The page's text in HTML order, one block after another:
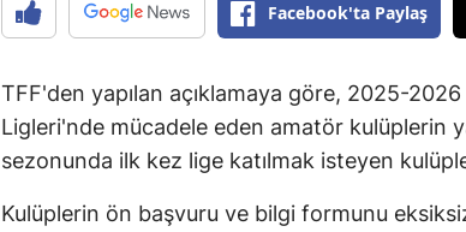
Facebook'ta Paylaş
TFF'den yapılan açıklamaya göre, 2025-
Ligleri'nde mücadele eden amatör kulüplerin
sezonunda ilk kez lige katılmak isteyen
Kulüplerin ön başvuru ve bilgi formunu